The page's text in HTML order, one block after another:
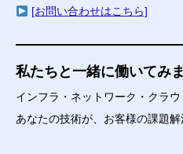
[お問い合わせはこちら]
私たちと一緒に働いてみ
インフラ・ネットワーク・クラ
あなたの技術が、お客様の課題解